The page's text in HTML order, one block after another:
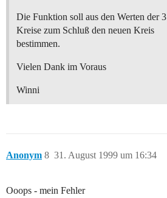
Die Funktion soll aus den Werten der 3
Kreise zum Schluß den neuen Kreis
bestimmen.
Vielen Dank im Voraus
Winni
Anonym 31. August 1999 um 16:34
8
Ooops - mein Fehler